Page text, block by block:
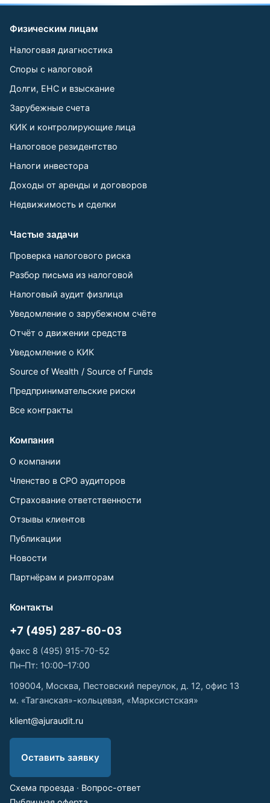
Физическим лицам
Налоговая диагностика
Споры с налоговой
Долги, ЕНС и взыскание
Зарубежные счета
КИК и контролирующие лица
Налоговое резидентство
Налоги инвестора
Доходы от аренды и договоров
Недвижимость и сделки
Частые задачи
Проверка налогового риска
Разбор письма из налоговой
Налоговый аудит физлица
Уведомление о зарубежном счёте
Отчёт о движении средств
Уведомление о КИК
Source of Wealth / Source of Funds
Предпринимательские риски
Все контракты
Компания
О компании
Членство в СРО аудиторов
Страхование ответственности
Отзывы клиентов
Публикации
Новости
Партнёрам и риэлторам
Контакты
+7 (495) 287-60-03
факс 8 (495) 915-70-52
Пн–Пт: 10:00–17:00
109004, Москва, Пестовский переулок, д. 12, офис 13
м. «Таганская»-кольцевая, «Марксистская»
klient@ajuraudit.ru
Оставить заявку
Схема проезда · Вопрос-ответ